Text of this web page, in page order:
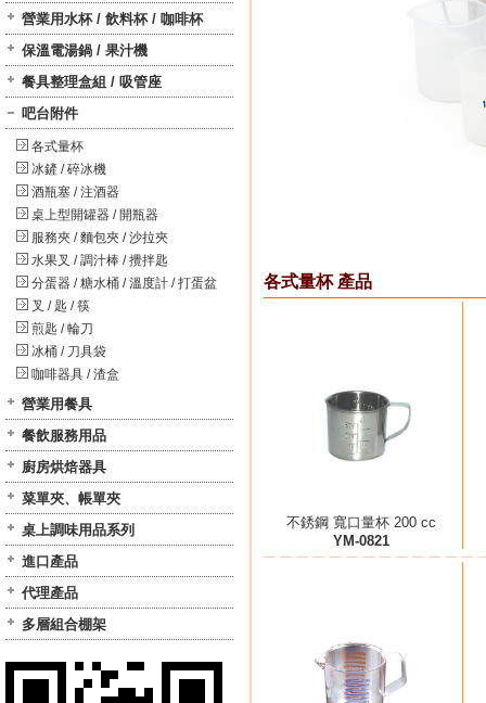
營業用水杯 / 飲料杯 / 咖啡杯
保溫電湯鍋 / 果汁機
餐具整理盒組 / 吸管座
吧台附件
各式量杯
冰鏟 / 碎冰機
酒瓶塞 / 注酒器
桌上型開罐器 / 開瓶器
服務夾 / 麵包夾 / 沙拉夾
水果叉 / 調汁棒 / 攪拌匙
分蛋器 / 糖水桶 / 溫度計 / 打蛋盆
叉 / 匙 / 筷
煎匙 / 輪刀
冰桶 / 刀具袋
咖啡器具 / 渣盒
營業用餐具
餐飲服務用品
廚房烘焙器具
菜單夾、帳單夾
桌上調味用品系列
進口產品
代理產品
多層組合棚架
各式量杯 產品
不銹鋼 寬口量杯 200 cc
YM-0821